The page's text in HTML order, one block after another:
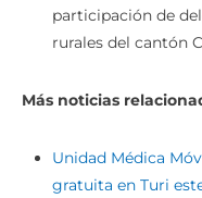
participación de
rurales del cantón
Más noticias
Unidad Médica
gratuita en Turi